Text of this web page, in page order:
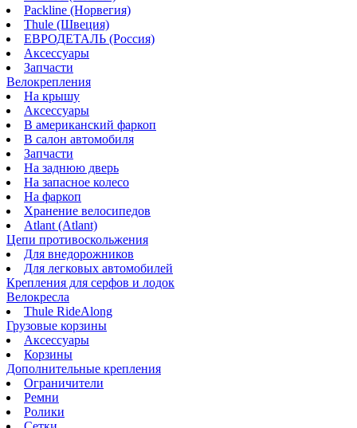
Packline (Норвегия)
Thule (Швеция)
ЕВРОДЕТАЛЬ (Россия)
Аксессуары
Запчасти
Велокрепления
На крышу
Аксессуары
В американский фаркоп
В салон автомобиля
Запчасти
На заднюю дверь
На запасное колесо
На фаркоп
Хранение велосипедов
Atlant (Atlant)
Цепи противоскольжения
Для внедорожников
Для легковых автомобилей
Крепления для серфов и лодок
Велокресла
Thule RideAlong
Грузовые корзины
Аксессуары
Корзины
Дополнительные крепления
Ограничители
Ремни
Ролики